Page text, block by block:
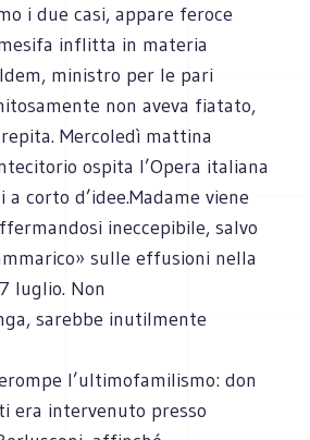
i due casi, appare feroce
inflitta in materia
ministro per le pari
non aveva fiatato,
Mercoledì mattina
ospita l’Opera italiana
corto d’idee.Madame viene
ineccepibile, salvo
sulle effusioni nella
luglio. Non
sarebbe inutilmente
l’ultimofamilismo: don
era intervenuto presso